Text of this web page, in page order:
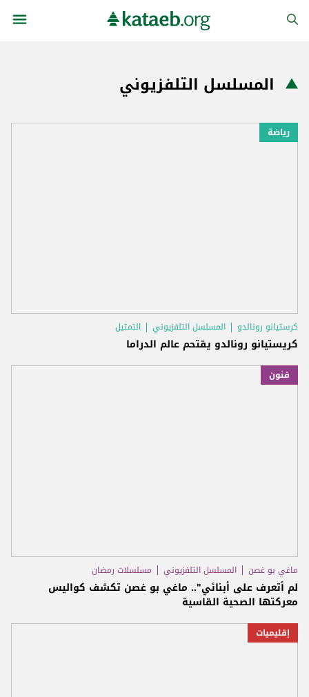
المسلسل التلفزيوني
رياضة
كرستيانو رونالدو المسلسل التلفزيوني التمثيل
كريستيانو رونالدو يقتحم عالم الدراما
فنون
ماغي بو غصن المسلسل التلفزيوني مسلسلات رمضان
لم أتعرف على أبنائي".. ماغي بو غصن تكشف كواليس
معركتها الصحية القاسية
إقليميات